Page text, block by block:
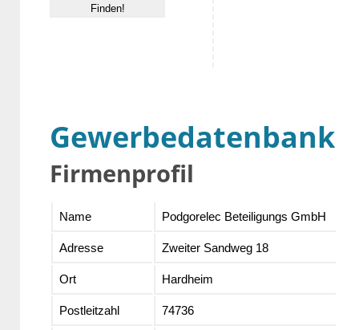
Gewerbedatenbank
Firmenprofil
Name Podgorelec Beteiligungs GmbH
Adresse Zweiter Sandweg 18
Ort Hardheim
Postleitzahl 74736